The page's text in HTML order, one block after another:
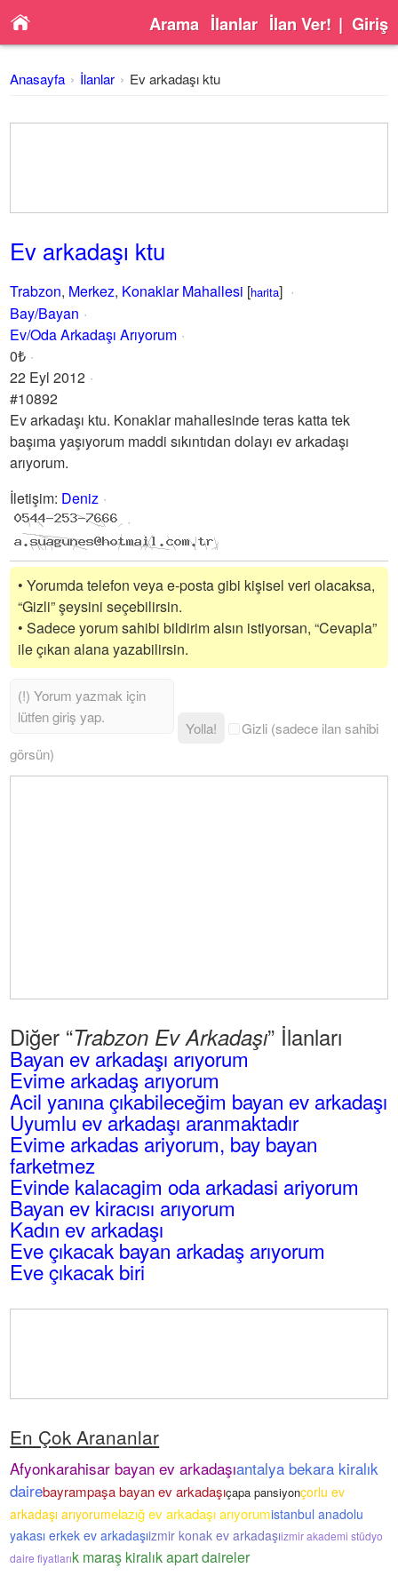
Arama İlanlar İlan Ver! | Giriş
Anasayfa İlanlar Ev arkadaşı ktu
Ev arkadaşı ktu
Trabzon, Merkez, Konaklar Mahallesi [harita]
Bay/Bayan
Ev/Oda Arkadaşı Arıyorum
0₺
22 Eyl 2012
#10892
Ev arkadaşı ktu. Konaklar mahallesinde teras katta tek
başıma yaşıyorum maddi sıkıntıdan dolayı ev arkadaşı
arıyorum.
İletişim: Deniz
• Yorumda telefon veya e-posta gibi kişisel veri olacaksa,
“Gizli” şeysini seçebilirsin.
• Sadece yorum sahibi bildirim alsın istiyorsan, “Cevapla”
ile çıkan alana yazabilirsin.
Yolla!
Gizli (sadece ilan sahibi
görsün)
Diğer “Trabzon Ev Arkadaşı” İlanları
Bayan ev arkadaşı arıyorum
Evime arkadaş arıyorum
Acil yanına çıkabileceğim bayan ev arkadaşı
Uyumlu ev arkadaşı aranmaktadır
Evime arkadas ariyorum, bay bayan
farketmez
Evinde kalacagim oda arkadasi ariyorum
Bayan ev kiracısı arıyorum
Kadın ev arkadaşı
Eve çıkacak bayan arkadaş arıyorum
Eve çıkacak biri
En Çok Arananlar
Afyonkarahisar bayan ev arkadaşıantalya bekara kiralık
dairebayrampaşa bayan ev arkadaşıçapa pansiyonçorlu ev
arkadaşı arıyorumelazığ ev arkadaşı arıyorumistanbul anadolu
yakası erkek ev arkadaşıizmir konak ev arkadaşıizmir akademi stüdyo
daire fiyatlarık maraş kiralık apart daireler